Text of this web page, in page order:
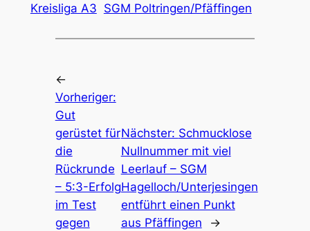
Kreisliga A3 SGM Poltringen/Pfäffingen
←
Vorheriger:
Gut
gerüstet für
die
Rückrunde
– 5:3-Erfolg
im Test
gegen
Nächster: Schmucklose
Nullnummer mit viel
Leerlauf – SGM
Hagelloch/Unterjesingen
entführt einen Punkt
aus Pfäffingen
→